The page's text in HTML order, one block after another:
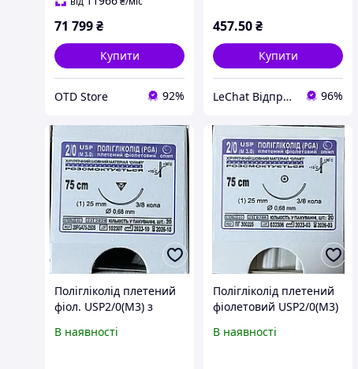
71 799₴
Купити
OTD Store 92%
довжина 25 мм.
457.50₴
Купити
LeChat Відправка від 1 до 5 днів! На деякі товари може бути передплата! 96%
Полігліколід плетений
фіол. USP2/0(M3) з
гол.25мм3/8кола, 75см
В наявності
Полігліколід плетений
фіолетовий USP2/0(M3)
гол.25мм3/8кола, 75см
В наявності